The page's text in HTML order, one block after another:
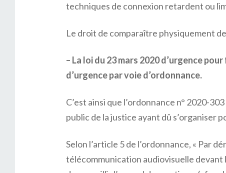
techniques de connexion retardent ou
Le droit de comparaître physiquement
– La loi du 23 mars 2020 d’urgence
d’urgence par voie d’ordonnance.
C’est ainsi que l’ordonnance n° 2020-
public de la justice ayant dû
Selon l’article 5 de l’ordonnance, « Par
télécommunication audiovisuelle devant